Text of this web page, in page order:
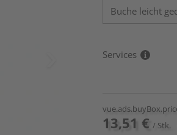
Services
13,51 € / Stk.